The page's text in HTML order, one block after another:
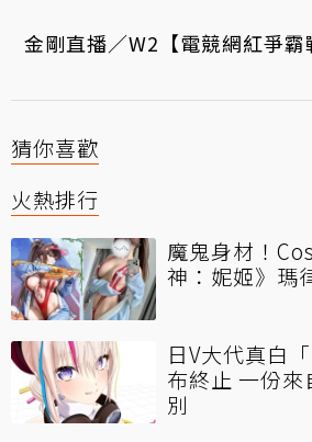
金剛直播／W2【電競網紅爭
猜你喜歡
火熱排行
魔鬼身材！
神：妮姬》瑪
日V大代真白
布終止 一份
別